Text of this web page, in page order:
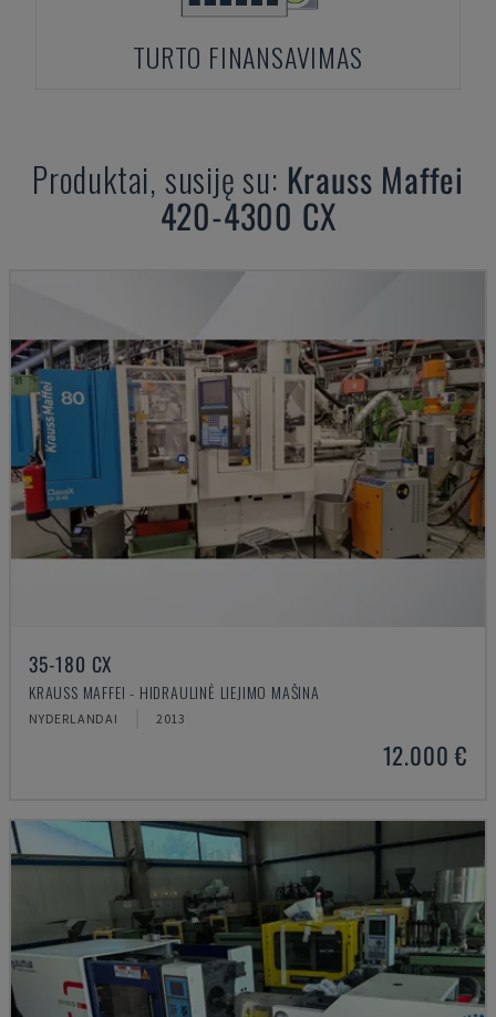
TURTO FINANSAVIMAS
Produktai, susiję su: Krauss Maffei
420-4300 CX
35-180 CX
KRAUSS MAFFEI - HIDRAULINĖ LIEJIMO MAŠINA
NYDERLANDAI 2013
12.000 €